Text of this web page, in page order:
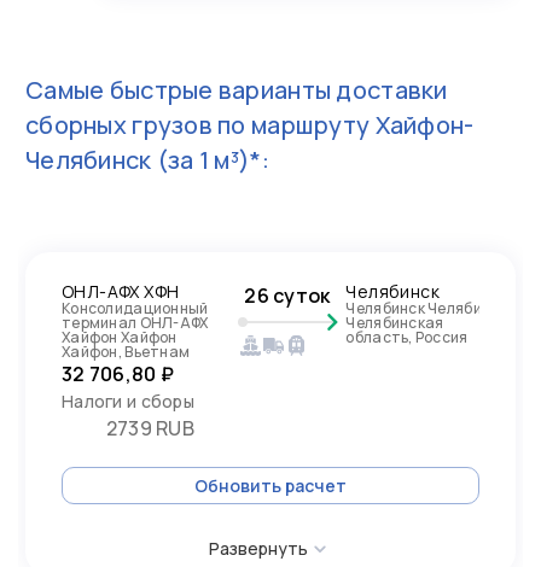
Самые быстрые варианты доставки
сборных грузов по маршрутуХайфон-
Челябинск (за 1 м³)*:
ОНЛ-АФХ ХФН
Консолидационный
терминал ОНЛ-АФХ
Хайфон Хайфон
Хайфон, Вьетнам
26 суток Челябинск
Челябинск Челябинск
Челябинская
область, Россия
32 706,80 ₽
Налоги и сборы
2739 RUB
Обновить расчет
Развернуть